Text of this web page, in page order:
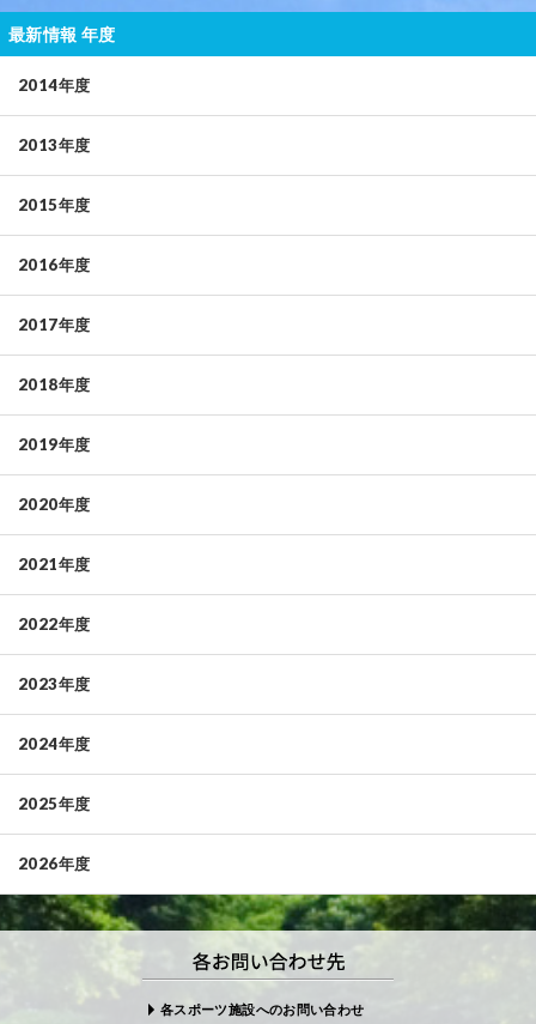
最新情報 年度
2014年度
2013年度
2015年度
2016年度
2017年度
2018年度
2019年度
2020年度
2021年度
2022年度
2023年度
2024年度
2025年度
2026年度
各スポーツ施設へのお問い合わせ